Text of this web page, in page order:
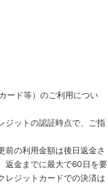
ード等） のご利用につい
ジットの認証時点で、ご指
前の利用金額は後日返金さ
返金までに最大で60日を要
レジットカードでの決済は